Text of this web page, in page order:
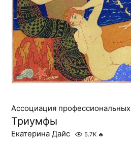
Ассоциация
Триумфы
Екатерина Дайс 5.7K 🔥